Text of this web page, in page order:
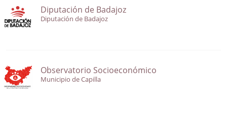
Diputación de Badajoz
Diputación de Badajoz
Observatorio Socioeconómico
Municipio de Capilla